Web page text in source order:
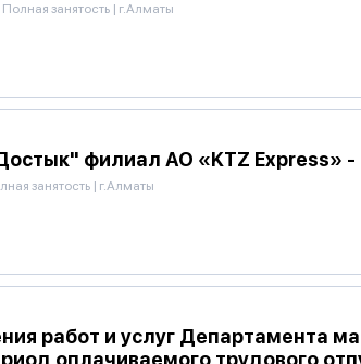
Полная занятость | г.Алматы
филиал АО «KTZ Express»
занятость | г.Алматы
работ и услуг Департамента
оплачиваемого трудового